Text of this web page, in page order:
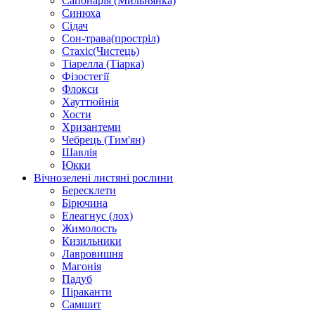
Синюха
Сідач
Сон-трава(простріл)
Стахіс(Чистець)
Тіарелла (Тіарка)
Фізостегії
Флокси
Хауттюйнія
Хости
Хризантеми
Чебрець (Тим'ян)
Шавлія
Юкки
Вічнозелені листяні рослини
Бересклети
Бірючина
Елеагнус (лох)
Жимолость
Кизильники
Лавровишня
Магонія
Падуб
Піраканти
Самшит